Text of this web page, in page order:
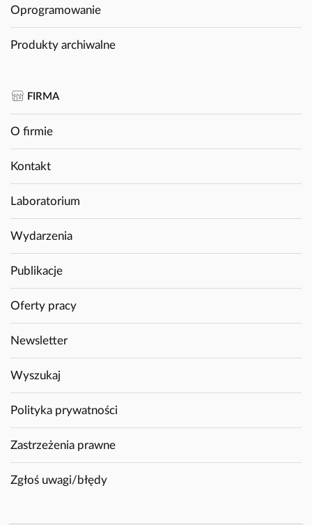
Oprogramowanie
Produkty archiwalne
FIRMA
O firmie
Kontakt
Laboratorium
Wydarzenia
Publikacje
Oferty pracy
Newsletter
Wyszukaj
Polityka prywatności
Zastrzeżenia prawne
Zgłoś uwagi/błędy